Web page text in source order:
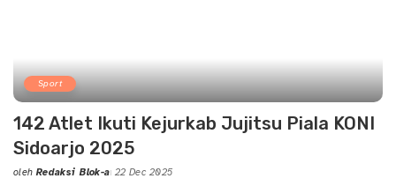
Sport
142 Atlet Ikuti Kejurkab Jujitsu Piala KONI
Sidoarjo 2025
Posted
oleh Redaksi Blok-a 22 Dec 2025